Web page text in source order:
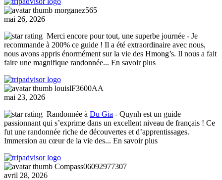
morganez565
mai 26, 2026
Merci encore pour tout, une superbe journée - Je
recommande à 200% ce guide ! Il a été extraordinaire avec nous,
nous avons appris énormément sur la vie des Hmong’s. Il nous a fait
faire une magnifique randonnée... En savoir plus
louislF3600AA
mai 23, 2026
Randonnée à Du Gia - Quynh est un guide
passionnant qui s’exprime dans un excellent niveau de français ! Ce
fut une randonnée riche de découvertes et d’apprentissages.
Immersion au cœur de la vie des... En savoir plus
Compass06092977307
avril 28, 2026